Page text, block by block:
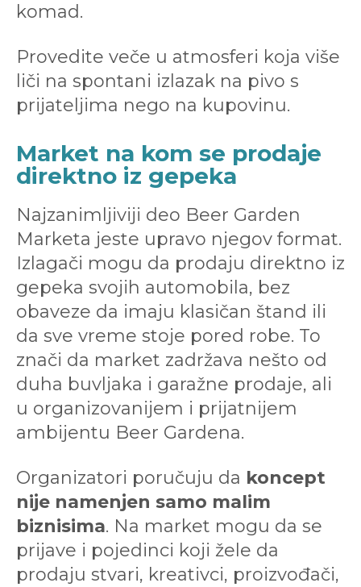
komad.
Provedite veče u atmosferi koja više
liči na spontani izlazak na pivo s
prijateljima nego na kupovinu.
Market na kom se prodaje
direktno iz gepeka
Najzanimljiviji deo Beer Garden
Marketa jeste upravo njegov format.
Izlagači mogu da prodaju direktno iz
gepeka svojih automobila, bez
obaveze da imaju klasičan štand ili
da sve vreme stoje pored robe. To
znači da market zadržava nešto od
duha buvljaka i garažne prodaje, ali
u organizovanijem i prijatnijem
ambijentu Beer Gardena.
Organizatori poručuju da koncept
nije namenjen samo malim
biznisima. Na market mogu da se
prijave i pojedinci koji žele da
prodaju stvari, kreativci, proizvođači,